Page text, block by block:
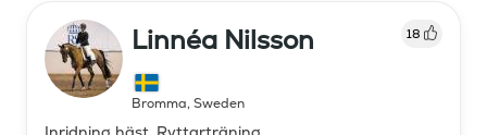
Linnéa Nilsson 18
Bromma, Sweden